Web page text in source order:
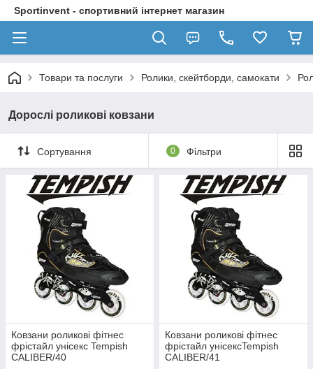
Sportinvent - спортивний інтернет магазин
Товари та послуги Ролики, скейтборди, самокати
Дорослі роликові ковзани
Сортування 0 Фільтри
Ковзани роликові фітнес
фрістайл унісекс Tempish
CALIBER/40
Ковзани роликові фітнес
фрістайл унісексTempish
CALIBER/41